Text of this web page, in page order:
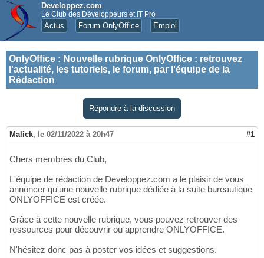
Developpez.com
Le Club des Développeurs et IT Pro
Actus Forum OnlyOffice Emploi
OnlyOffice : Nouvelle rubrique OnlyOffice : retrouvez
l'actualité, les tutoriels, le forum, par l'équipe de la
Rédaction
Répondre à la discussion
Malick, le 02/11/2022 à 20h47 #1
Chers membres du Club,
L'équipe de rédaction de Developpez.com a le plaisir de vous
annoncer qu'une nouvelle rubrique dédiée à la suite bureautique
ONLYOFFICE est créée.
Grâce à cette nouvelle rubrique, vous pouvez retrouver des
ressources pour découvrir ou apprendre ONLYOFFICE.
N'hésitez donc pas à poster vos idées et suggestions.